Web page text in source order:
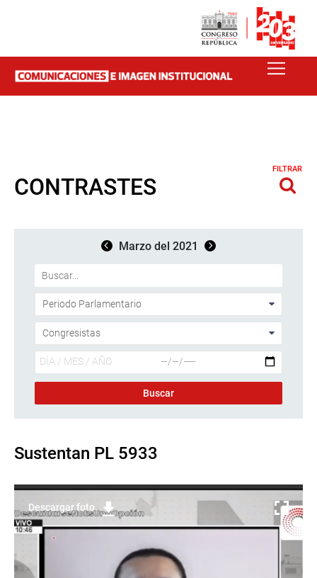
CONTRASTES
FILTRAR
Marzo del 2021
Sustentan PL 5933
Descargar foto